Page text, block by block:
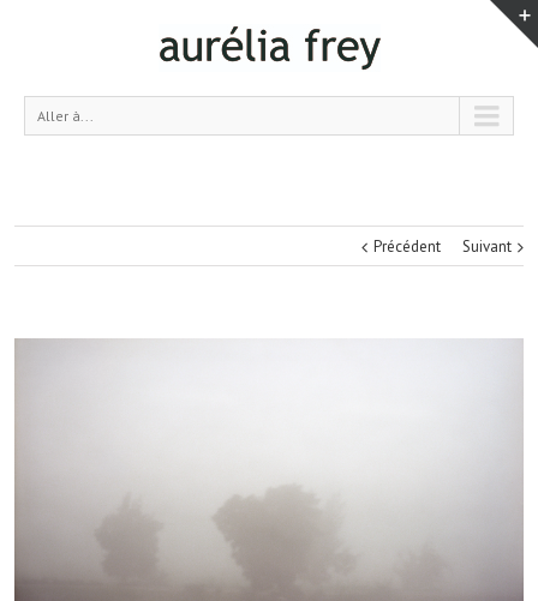
Aller à...
Précédent Suivant